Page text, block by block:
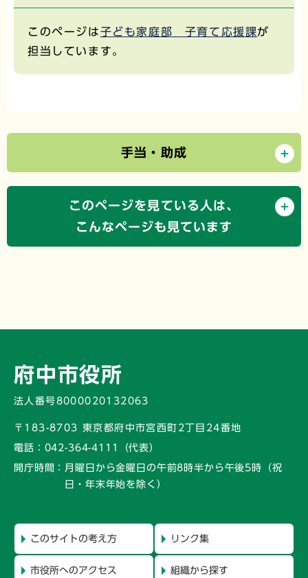
このページは子ども家庭部 子育て応援課が
担当しています。
手当・助成
このページを見ている人は、
こんなページも見ています
府中市役所
法人番号8000020132063
〒183-8703 東京都府中市宮西町2丁目24番地
電話： 042-364-4111（代表）
開庁時間： 月曜日から金曜日の午前8時半から午後5時 （祝
日・年末年始を除く）
このサイトの考え方 リンク集
市役所へのアクセス 組織から探す